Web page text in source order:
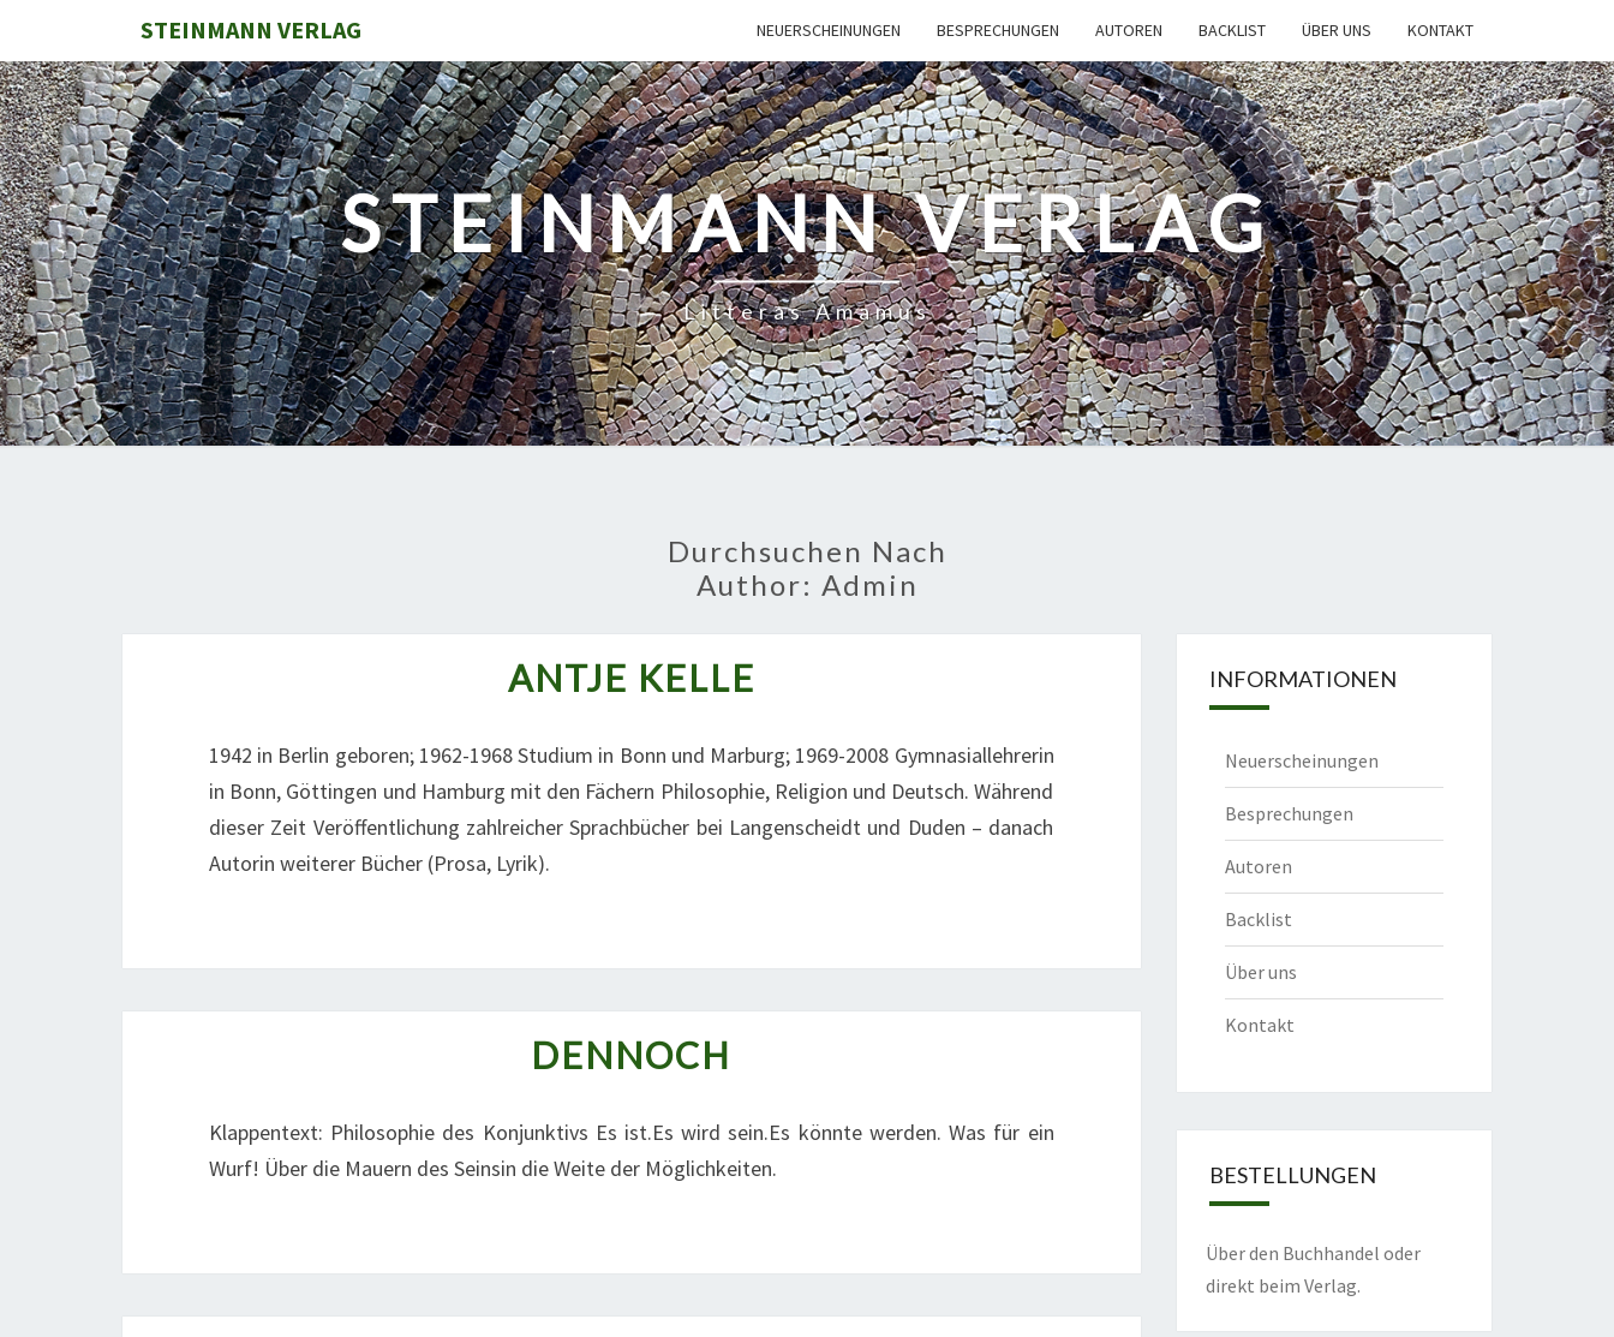
STEINMANN VERLAG NEUERSCHEINUNGEN BESPRECHUNGEN AUTOREN BACKLIST ÜBER UNS KONTAKT
STEINMANN VERLAG
Litteras Amamus
Durchsuchen Nach
Author: Admin
ANTJE
ANTJE KELLE
1942 in Berlin geboren; 1962-1968 Studium in Bonn und Marburg; 1969-2008 Gymnasiallehrerin
in Bonn, Göttingen und Hamburg mit den Fächern Philosophie, Religion und Deutsch. Während
dieser Zeit Veröffentlichung zahlreicher Sprachbücher bei Langenscheidt und Duden – danach
Autorin weiterer Bücher (Prosa, Lyrik).
DENNOCH
DENNOCH
Klappentext: Philosophie des Konjunktivs Es ist.Es wird sein.Es könnte werden. Was für ein
Wurf! Über die Mauern des Seinsin die Weite der Möglichkeiten.
INFORMATIONEN
Neuerscheinungen
Besprechungen
Autoren
Backlist
Über uns
Kontakt
BESTELLUNGEN
Über den Buchhandel oder
direkt beim Verlag.